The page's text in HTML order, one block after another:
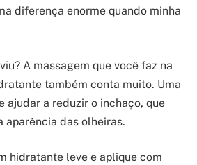
diferença enorme quando minha
A massagem que você faz na
também conta muito. Uma
ajudar a reduzir o inchaço, que
aparência das olheiras.
hidratante leve e aplique com